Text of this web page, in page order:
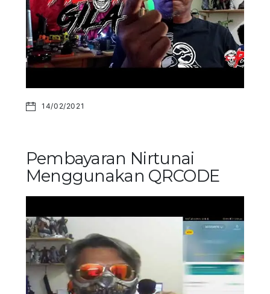
14/02/2021
Pembayaran Nirtunai
Menggunakan QRCODE